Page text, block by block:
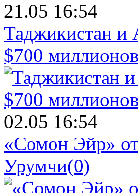
21.05 16:54
Таджикистан и
$700 миллионов
02.05 16:54
«Сомон Эйр»
Урумчи(0)